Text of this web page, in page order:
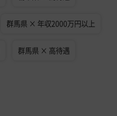
群馬県 × 年収2000万円以上
群馬県 × 高待遇